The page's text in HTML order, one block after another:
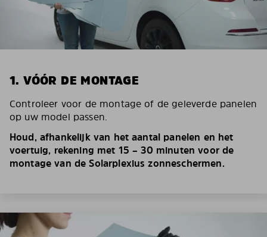
1. VÓÓR DE MONTAGE
Controleer voor de montage of de geleverde panelen
op uw model passen.
Houd, afhankelijk van het aantal panelen en het
voertuig, rekening met 15 – 30 minuten voor de
montage van de Solarplexius zonneschermen.